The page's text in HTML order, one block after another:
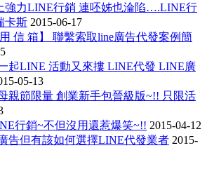
強力LINE行銷 連呸姊也淪陷….LINE行
卡斯 2015-06-17
信 箱】 聯繫索取line廣告代發案例簡
起LINE 活動又來摟 LINE代發 LINE廣
05-13
親節限量 創業新手包晉級版~!! 只限活
行銷~不但沒用還惹爆笑~!! 2015-04-12
告但有該如何選擇LINE代發業者 2015-